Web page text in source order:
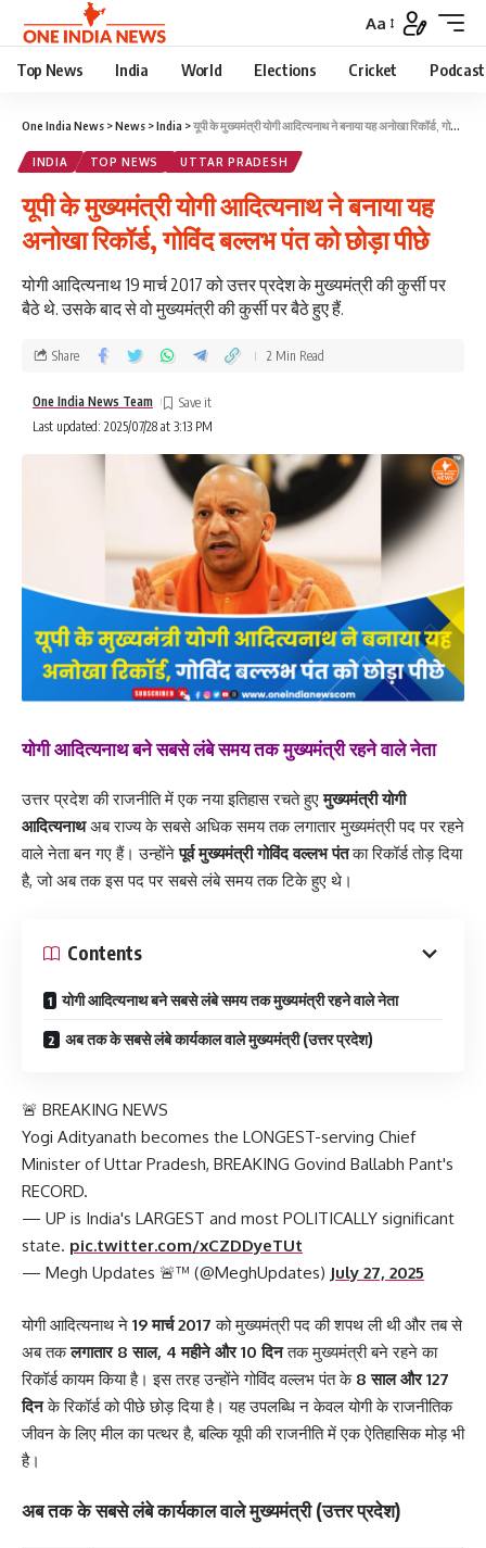
Aa
Top News India World Elections Cricket Podcast
One India News >News >India >यूपी के मुख्यमंत्री योगी आदित्यनाथ ने बनाया यह अनोखा रिकॉर्ड, गोविंद बल्लभ पंत को छोड़ा पीछे
INDIA TOP NEWS UTTAR PRADESH
यूपी के मुख्यमंत्री योगी आदित्यनाथ ने बनाया यह
अनोखा रिकॉर्ड, गोविंद बल्लभ पंत को छोड़ा पीछे
योगी आदित्यनाथ 19 मार्च 2017 को उत्तर प्रदेश के मुख्यमंत्री की कुर्सी पर
बैठे थे. उसके बाद से वो मुख्यमंत्री की कुर्सी पर बैठे हुए हैं.
Last updated: 2025/07/28 at 3:13 PM
One India News Team
Share 2 Min Read
योगी आदित्यनाथ बने सबसे लंबे समय तक मुख्यमंत्री रहने वाले नेता
उत्तर प्रदेश की राजनीति में एक नया इतिहास रचते हुएमुख्यमंत्री योगी
आदित्यनाथअब राज्य के सबसे अधिक समय तक लगातार मुख्यमंत्री पद पर रहने
वाले नेता बन गए हैं। उन्होंनेपूर्व मुख्यमंत्री गोविंद वल्लभ पंतका रिकॉर्ड तोड़ दिया
है, जो अब तक इस पद पर सबसे लंबे समय तक टिके हुए थे।
Contents
योगी आदित्यनाथ बने सबसे लंबे समय तक मुख्यमंत्री रहने वाले नेता
अब तक के सबसे लंबे कार्यकाल वाले मुख्यमंत्री (उत्तर प्रदेश)
🚨 BREAKING NEWS
Yogi Adityanath becomes the LONGEST-serving Chief
Minister of Uttar Pradesh, BREAKING Govind Ballabh Pant's
RECORD.
— UP is India's LARGEST and most POLITICALLY significant
state. pic.twitter.com/xCZDDyeTUt
— Megh Updates 🚨™ (@MeghUpdates) July 27, 2025
योगी आदित्यनाथ ने 19 मार्च 2017 को मुख्यमंत्री पद की शपथ ली थी और तब से
अब तकलगातार 8 साल, 4 महीने और 10 दिनतक मुख्यमंत्री बने रहने का
रिकॉर्ड कायम किया है। इस तरह उन्होंने गोविंद वल्लभ पंत के 8 साल और 127
दिनके रिकॉर्ड को पीछे छोड़ दिया है। यह उपलब्धि न केवल योगी के राजनीतिक
जीवन के लिए मील का पत्थर है, बल्कि यूपी की राजनीति में एक ऐतिहासिक मोड़ भी
है।
अब तक के सबसे लंबे कार्यकाल वाले मुख्यमंत्री (उत्तर प्रदेश)